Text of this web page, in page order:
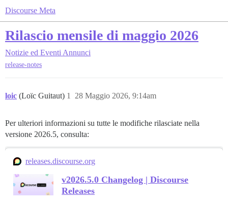
Discourse Meta
Rilascio mensile di maggio 2026
Notizie ed Eventi Annunci
release-notes
loic (Loïc Guitaut) 28 Maggio 2026, 9:14am
1
Per ulteriori informazioni su tutte le modifiche rilasciate nella
versione 2026.5, consulta:
releases.discourse.org
v2026.5.0 Changelog | Discourse
Releases